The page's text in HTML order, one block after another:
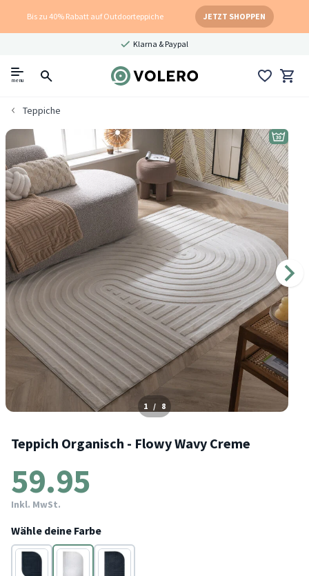
Bis zu 40% Rabatt auf Outdoorteppiche JETZT SHOPPEN
Klarna & Paypal
menu
Teppiche
1 / 8
Teppich Organisch - Flowy Wavy Creme
59.95
Inkl. MwSt.
Wähle deine Farbe